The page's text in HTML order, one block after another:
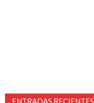
ENTRADAS RECIENTES